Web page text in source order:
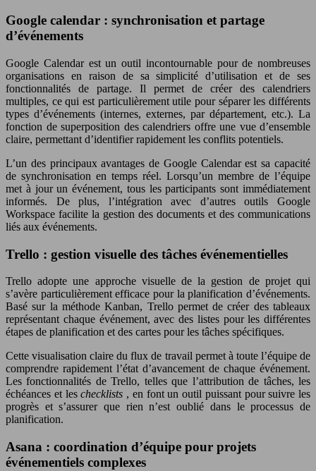
Google calendar : synchronisation et partage
d’événements
Google Calendar est un outil incontournable pour de nombreuses
organisations en raison de sa simplicité d’utilisation et de ses
fonctionnalités de partage. Il permet de créer des calendriers
multiples, ce qui est particulièrement utile pour séparer les différents
types d’événements (internes, externes, par département, etc.). La
fonction de superposition des calendriers offre une vue d’ensemble
claire, permettant d’identifier rapidement les conflits potentiels.
L’un des principaux avantages de Google Calendar est sa capacité
de synchronisation en temps réel. Lorsqu’un membre de l’équipe
met à jour un événement, tous les participants sont immédiatement
informés. De plus, l’intégration avec d’autres outils Google
Workspace facilite la gestion des documents et des communications
liés aux événements.
Trello : gestion visuelle des tâches événementielles
Trello adopte une approche visuelle de la gestion de projet qui
s’avère particulièrement efficace pour la planification d’événements.
Basé sur la méthode Kanban, Trello permet de créer des tableaux
représentant chaque événement, avec des listes pour les différentes
étapes de planification et des cartes pour les tâches spécifiques.
Cette visualisation claire du flux de travail permet à toute l’équipe de
comprendre rapidement l’état d’avancement de chaque événement.
Les fonctionnalités de Trello, telles que l’attribution de tâches, les
échéances et leschecklists , en font un outil puissant pour suivre les
progrès et s’assurer que rien n’est oublié dans le processus de
planification.
Asana : coordination d’équipe pour projets
événementiels complexes